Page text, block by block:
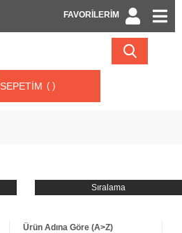
FAVORİLERİM
SEPETIM
Sıralama
Ürün Adına Göre (A>Z)